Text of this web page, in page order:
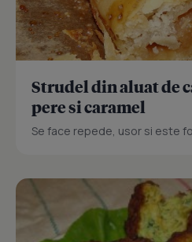
Strudel din aluat de
pere si caramel
Se face repede, usor si este